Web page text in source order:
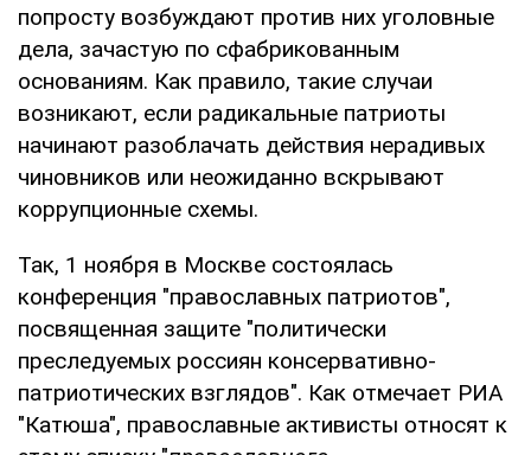
попросту возбуждают против них уголовные
дела, зачастую по сфабрикованным
основаниям. Как правило, такие случаи
возникают, если радикальные патриоты
начинают разоблачать действия нерадивых
чиновников или неожиданно вскрывают
коррупционные схемы.
Так, 1 ноября в Москве состоялась
конференция "православных патриотов",
посвященная защите "политически
преследуемых россиян консервативно-
патриотических взглядов". Как отмечает РИА
"Катюша", православные активисты относят к